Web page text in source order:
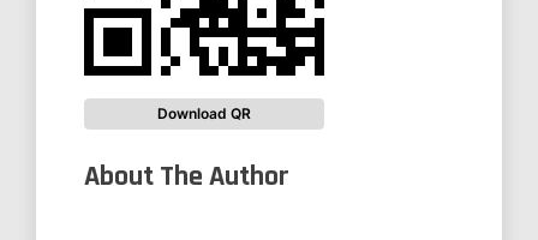
Download QR
About The Author